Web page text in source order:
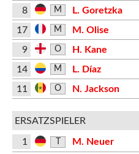
8 M
L. Goretzka
17
M
M. Olise
9
O
H. Kane
14
M L. Díaz
11 O N. Jackson
ERSATZSPIELER
1
M. Neuer